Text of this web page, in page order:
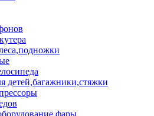
детей,багажники,стяжки